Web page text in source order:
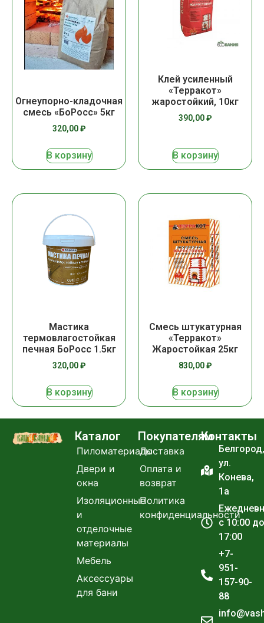
Огнеупорно-кладочная
смесь «БоРосс» 5кг
320,00₽
В корзину
Клей усиленный
«Терракот»
жаростойкий, 10кг
390,00₽
В корзину
Мастика
термовлагостойкая
печная БоРосс 1.5кг
320,00₽
В корзину
Смесь штукатурная
«Терракот»
Жаростойкая 25кг
830,00₽
В корзину
Каталог
Пиломатериалы
Двери и
окна
Изоляционные
и
отделочные
материалы
Мебель
Аксессуары
для бани
Покупателям
Доставка
Оплата и
возврат
Политика
конфиденциальности
Контакты
Белгород,
ул.
Конева,
1а
с 10:00 до
17:00
+7-
951-
157-90-
88